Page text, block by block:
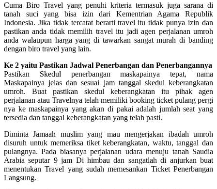
Cuma Biro Travel yang penuhi kriteria termasuk juga sarana di
tanah suci yang bisa izin dari Kementrian Agama Republik
Indonesia. Jika tidak tercatat berarti travel itu tidak punya izin dan
pastikan anda tidak memilih travel itu jadi agen perjalanan umroh
anda walaupun harga yang di tawarkan sangat murah di banding
dengan biro travel yang lain.
Ke 2 yaitu Pastikan Jadwal Penerbangan dan Penerbangannya
Pastikan Skedul penerbangan maskapainya tepat, nama
Maskapainya jelas dan sesuai jam tanggal skedul keberangkatan
umroh. Buat pastikan skedul keberangkatan itu pihak agen
perjalanan atau Travelnya telah memiliki booking ticket pulang pergi
nya ke maskapainya yang akan di pakai adalah jumlah seat yang
tersedia dan tanggal keberangkatan yang telah pasti.
Diminta Jamaah muslim yang mau mengerjakan ibadah umroh
disuruh untuk memeriksa tiket keberangkatan, waktu, tanggal dan
pulangnya. Pada biasanya perjalanan udara menuju tanah Saudia
Arabia seputar 9 jam Di himbau dan sangatlah di anjurkan buat
menentukan Travel yang sudah memesankan Ticket Penerbangan
Langsung.